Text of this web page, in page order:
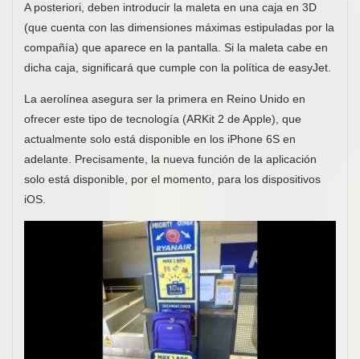
A posteriori, deben introducir la maleta en una caja en 3D
(que cuenta con las dimensiones máximas estipuladas por la
compañía) que aparece en la pantalla. Si la maleta cabe en
dicha caja, significará que cumple con la política de easyJet.
La aerolínea asegura ser la primera en Reino Unido en
ofrecer este tipo de tecnología (ARKit 2 de Apple), que
actualmente solo está disponible en los iPhone 6S en
adelante. Precisamente, la nueva función de la aplicación
solo está disponible, por el momento, para los dispositivos
iOS.